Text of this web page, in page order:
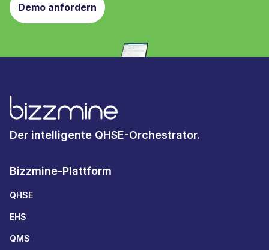
Demo anfordern
Der intelligente QHSE-Orchestrator.
Bizzmine-Plattform
QHSE
EHS
QMS